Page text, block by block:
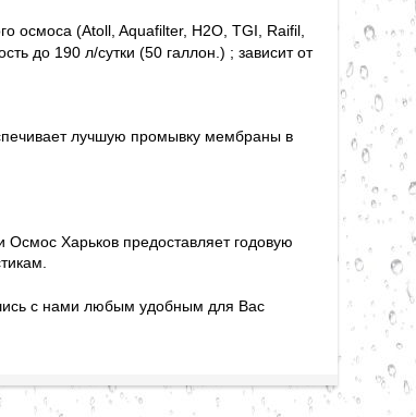
осмоса (Atoll, Aquafilter, H2O, TGI, Raifil,
до 190 л/сутки (50 галлон.) ; зависит от
лучшую промывку мембраны в
Осмос Харьков предоставляет годовую
с нами любым удобным для Вас